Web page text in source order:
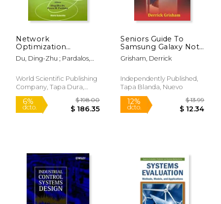
15%
dcto. $ 21.24
12%
dcto.
Network
Optimization
Problems:
Algorithms,
Complexity (en
Inglés)
Du, Ding-Zhu ; Pardalos,
World Scientific Publishing
Company, Tapa Dura,
Nuevo
Seniors Guide To
Samsung Galaxy Note
20 Ultra 5g (Large
Print Edition): Tips
Your New Samsung
Galaxy Note 20 and
Inglés)
Grisham, Derrick
Independently Published,
Tapa Blanda, Nuevo